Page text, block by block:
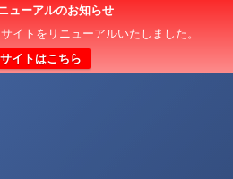
ューアルのお知らせ
イトをリニューアルいたしました。
イトはこちら